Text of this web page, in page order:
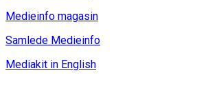
Medieinfo magasin
Samlede Medieinfo
Mediakit in English